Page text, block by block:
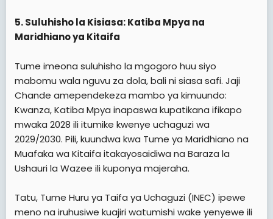
5. Suluhisho la Kisiasa: Katiba Mpya na
Maridhiano ya Kitaifa
Tume imeona suluhisho la mgogoro huu siyo
mabomu wala nguvu za dola, bali ni siasa safi. Jaji
Chande amependekeza mambo ya kimuundo:
Kwanza, Katiba Mpya inapaswa kupatikana ifikapo
mwaka 2028 ili itumike kwenye uchaguzi wa
2029/2030. Pili, kuundwa kwa Tume ya Maridhiano na
Muafaka wa Kitaifa itakayosaidiwa na Baraza la
Ushauri la Wazee ili kuponya majeraha.
Tatu, Tume Huru ya Taifa ya Uchaguzi (INEC) ipewe
meno na iruhusiwe kuajiri watumishi wake yenyewe ili